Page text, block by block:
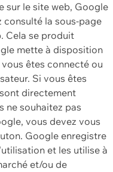
sur le site web, Google
la sous-page
Cela se produit
mette à disposition
êtes connecté ou
Si vous êtes
directement
ne souhaitez pas
vous devez vous
Google enregistre
et les utilise à
et/ou de